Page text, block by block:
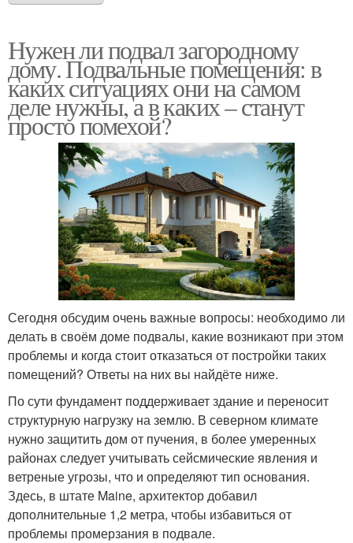
Нужен ли подвал загородному
дому. Подвальные помещения: в
каких ситуациях они на самом
деле нужны, а в каких – станут
просто помехой?
Сегодня обсудим очень важные вопросы: необходимо ли
делать в своём доме подвалы, какие возникают при этом
проблемы и когда стоит отказаться от постройки таких
помещений? Ответы на них вы найдёте ниже.
По сути фундамент поддерживает здание и переносит
структурную нагрузку на землю. В северном климате
нужно защитить дом от пучения, в более умеренных
районах следует учитывать сейсмические явления и
ветреные угрозы, что и определяют тип основания.
Здесь, в штате Maine, архитектор добавил
дополнительные 1,2 метра, чтобы избавиться от
проблемы промерзания в подвале.